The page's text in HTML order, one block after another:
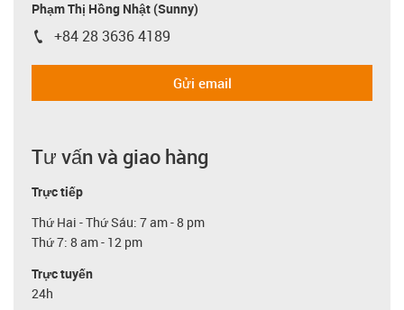
Phạm Thị Hồng Nhật (Sunny)
igus-icon-phone
+84 28 3636 4189
Gửi email
Tư vấn và giao hàng
Trực tiếp
Thứ Hai - Thứ Sáu: 7 am - 8 pm
Thứ 7: 8 am - 12 pm
Trực tuyến
24h